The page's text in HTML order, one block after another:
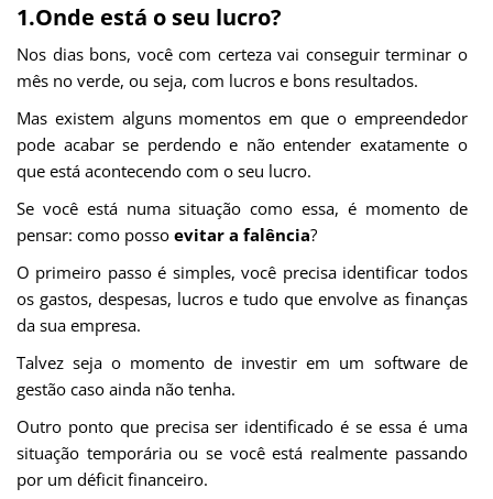
1.Onde está o seu lucro?
Nos dias bons, você com certeza vai conseguir terminar o
mês no verde, ou seja, com lucros e bons resultados.
Mas existem alguns momentos em que o empreendedor
pode acabar se perdendo e não entender exatamente o
que está acontecendo com o seu lucro.
Se você está numa situação como essa, é momento de
pensar: como posso evitar a falência?
O primeiro passo é simples, você precisa identificar todos
os gastos, despesas, lucros e tudo que envolve as finanças
da sua empresa.
Talvez seja o momento de investir em um software de
gestão caso ainda não tenha.
Outro ponto que precisa ser identificado é se essa é uma
situação temporária ou se você está realmente passando
por um déficit financeiro.